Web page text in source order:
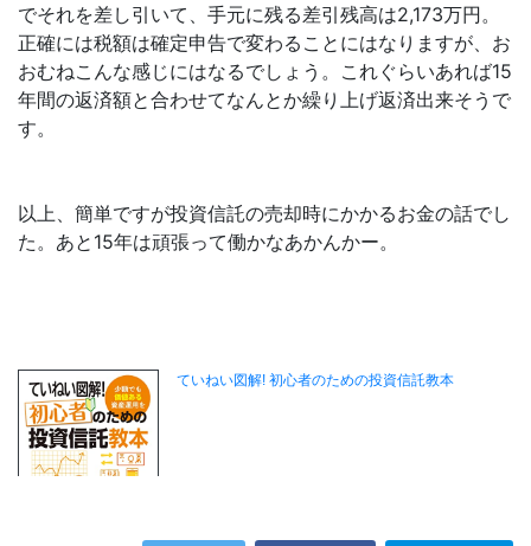
でそれを差し引いて、手元に残る差引残高は2,173万円。
正確には税額は確定申告で変わることにはなりますが、お
おむねこんな感じにはなるでしょう。これぐらいあれば15
年間の返済額と合わせてなんとか繰り上げ返済出来そうで
す。
以上、簡単ですが投資信託の売却時にかかるお金の話でし
た。あと15年は頑張って働かなあかんかー。